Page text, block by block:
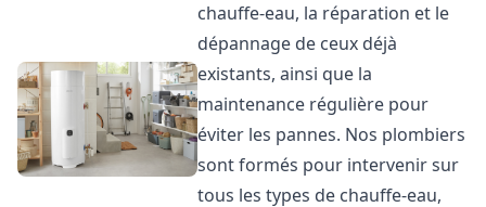
chauffe-eau, la réparation et le
dépannage de ceux déjà
existants, ainsi que la
maintenance régulière pour
éviter les pannes. Nos plombiers
sont formés pour intervenir sur
tous les types de chauffe-eau,